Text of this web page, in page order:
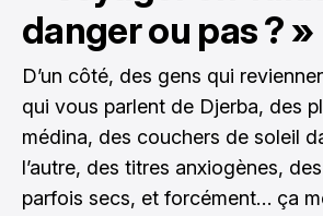
danger ou pas ? »
D’un côté, des gens qui
qui vous parlent de Djerba, des
médina, des couchers de soleil
l’autre, des titres anxiogènes,
parfois secs, et forcément… ça